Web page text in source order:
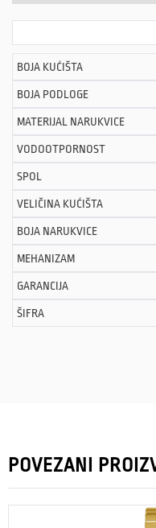
BOJA KUĆIŠTA
BOJA PODLOGE
MATERIJAL NARUKVICE
VODOOTPORNOST
SPOL
VELIČINA KUĆIŠTA
BOJA NARUKVICE
MEHANIZAM
GARANCIJA
ŠIFRA
POVEZANI